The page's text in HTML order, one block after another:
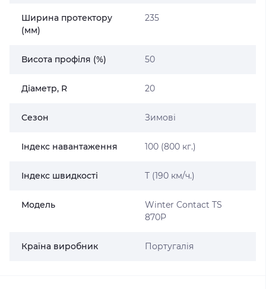
Ширина протектору
(мм)
235
Висота профіля (%) 50
Діаметр, R 20
Сезон Зимові
Індекс навантаження 100 (800 кг.)
Індекс швидкості T (190 км/ч.)
Модель
Winter Contact TS
870P
Країна виробник Португалія